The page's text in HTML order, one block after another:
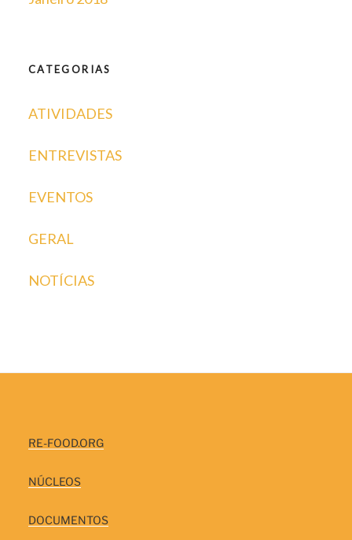
CATEGORIAS
ATIVIDADES
ENTREVISTAS
EVENTOS
GERAL
NOTÍCIAS
RE-FOOD.ORG
NÚCLEOS
DOCUMENTOS